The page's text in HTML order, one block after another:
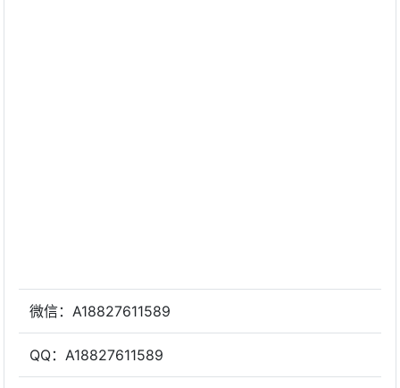
微信：A18827611589
QQ：A18827611589